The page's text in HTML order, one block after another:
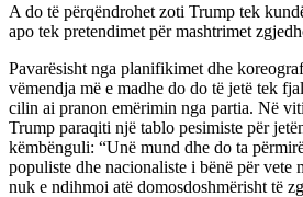
A do të përqëndrohet zoti Trump tek
apo tek pretendimet për mashtrimet
Pavarësisht nga planifikimet dhe
vëmendja më e madhe do do të jetë tek
cilin ai pranon emërimin nga partia. Në
Trump paraqiti një tablo pesimiste për
këmbënguli: “Unë mund dhe do ta
populiste dhe nacionaliste i bënë për vete
nuk e ndihmoi atë domosdoshmërisht të